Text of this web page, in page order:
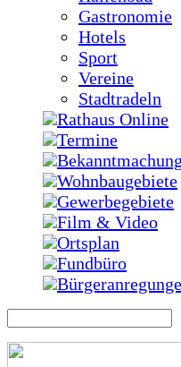
Gastronomie
Hotels
Sport
Vereine
Stadtradeln
Rathaus Online
Termine
Wohnbaugebiete
Gewerbegebiete
Film & Video
Ortsplan
Fundbüro